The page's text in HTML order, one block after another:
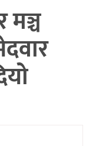
मञ्च